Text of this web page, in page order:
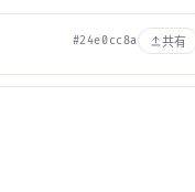
#24e0cc8a 共有